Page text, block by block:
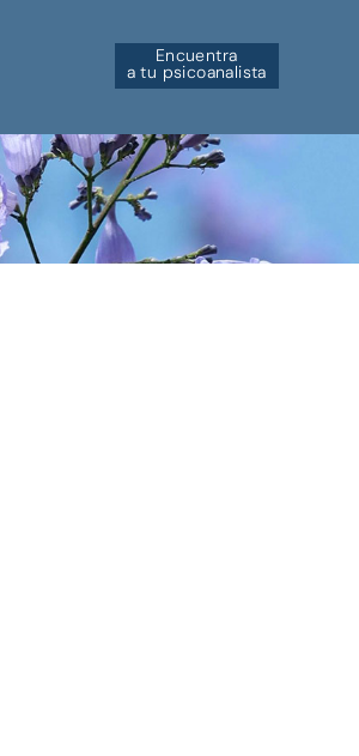
Encuentra
a tu psicoanalista